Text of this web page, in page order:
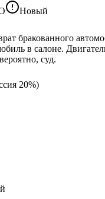
Новый
бракованного
в салоне.
суд.
20%)